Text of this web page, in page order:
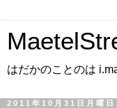
はだかのことのは
2011年10月31日月曜日